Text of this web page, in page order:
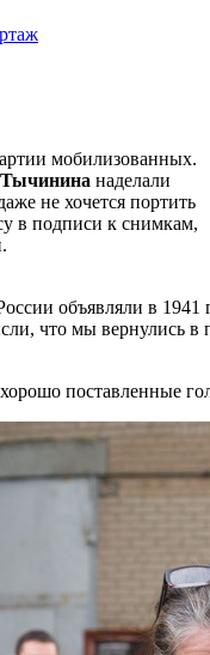
мобилизованных.
наделали
не хочется портить
в подписи к снимкам,
объявляли в 1941
что мы вернулись в
поставленные